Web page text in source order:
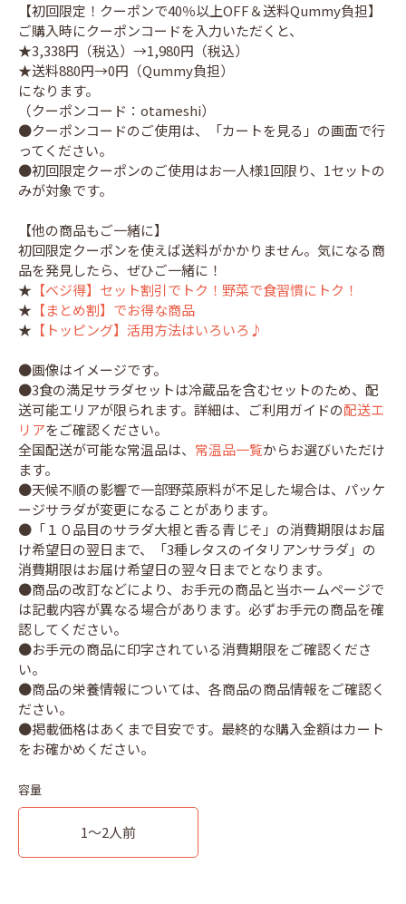
【初回限定！クーポンで40％以上OFF＆送料Qummy負担】
ご購入時にクーポンコードを入力いただくと、
★3,338円（税込）→1,980円（税込）
★送料880円→0円（Qummy負担）
になります。
（クーポンコード：otameshi）
●クーポンコードのご使用は、「カートを見る」の画面で行
ってください。
●初回限定クーポンのご使用はお一人様1回限り、1セットの
みが対象です。
【他の商品もご一緒に】
初回限定クーポンを使えば送料がかかりません。気になる商
品を発見したら、ぜひご一緒に！
★ 【ベジ得】セット割引でトク！野菜で食習慣にトク！
★ 【まとめ割】でお得な商品
★ 【トッピング】活用方法はいろいろ♪
●画像はイメージです。
●3食の満足サラダセットは冷蔵品を含むセットのため、配
送可能エリアが限られます。詳細は、ご利用ガイドの配送エ
リアをご確認ください。
全国配送が可能な常温品は、 常温品一覧からお選びいただけ
ます。
●天候不順の影響で一部野菜原料が不足した場合は、パッケ
ージサラダが変更になることがあります。
●「１０品目のサラダ大根と香る青じそ」の消費期限はお届
け希望日の翌日まで、「3種レタスのイタリアンサラダ」の
消費期限はお届け希望日の翌々日までとなります。
●商品の改訂などにより、お手元の商品と当ホームページで
は記載内容が異なる場合があります。必ずお手元の商品を確
認してください。
●お手元の商品に印字されている消費期限をご確認くださ
い。
●商品の栄養情報については、各商品の商品情報をご確認く
ださい。
●掲載価格はあくまで目安です。最終的な購入金額はカート
容量
1～2人前